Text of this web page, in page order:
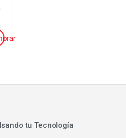
tu Tecnología